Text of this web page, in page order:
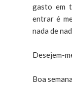
gasto em
entrar é
nada de
Desejem-
Boa